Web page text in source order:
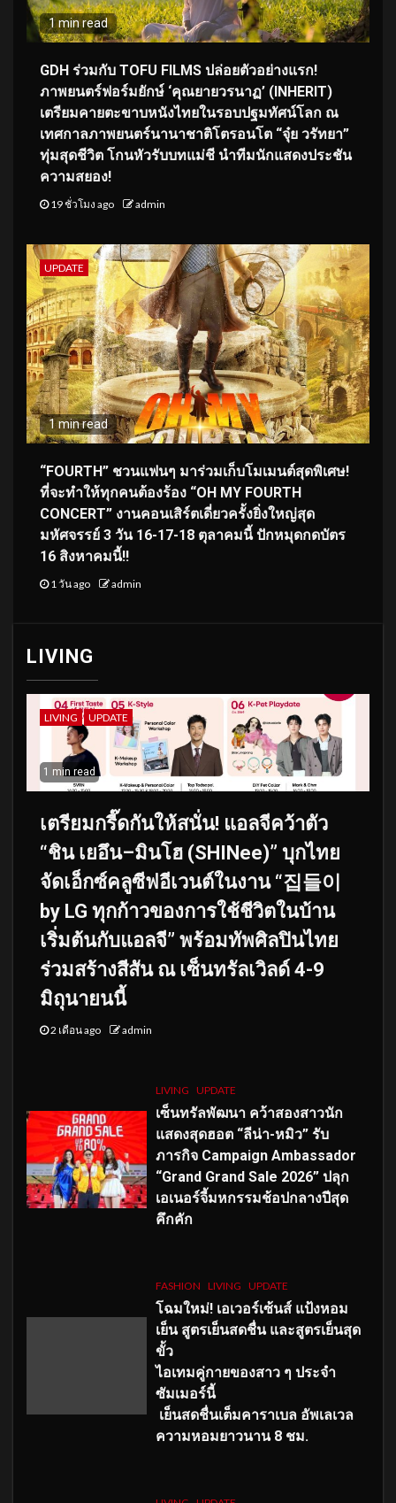
1 min read
GDH ร่วมกับ TOFU FILMS ปล่อยตัวอย่างแรก!
ภาพยนตร์ฟอร์มยักษ์ ‘คุณยายวรนาฏ’ (INHERIT)
เตรียมคายตะขาบหนังไทยในรอบปฐมทัศน์โลก ณ
เทศกาลภาพยนตร์นานาชาติโตรอนโต “จุ๋ย วรัทยา”
ทุ่มสุดชีวิต โกนหัวรับบทแม่ชี นำทีมนักแสดงประชัน
ความสยอง!
19 ชั่วโมง ago admin
UPDATE
1 min read
“FOURTH” ชวนแฟนๆ มาร่วมเก็บโมเมนต์สุดพิเศษ!
ที่จะทำให้ทุกคนต้องร้อง “OH MY FOURTH
CONCERT” งานคอนเสิร์ตเดี่ยวครั้งยิ่งใหญ่สุด
มหัศจรรย์ 3 วัน 16-17-18 ตุลาคมนี้ ปักหมุดกดบัตร
16 สิงหาคมนี้!!
1 วัน ago admin
LIVING
LIVING UPDATE
1 min read
เตรียมกรี๊ดกันให้สนั่น! แอลจีคว้าตัว
“ชิน เยอึน–มินโฮ (SHINee)” บุกไทย
จัดเอ็กซ์คลูซีฟอีเวนต์ในงาน “집들이
by LG ทุกก้าวของการใช้ชีวิตในบ้าน
เริ่มต้นกับแอลจี” พร้อมทัพศิลปินไทย
ร่วมสร้างสีสัน ณ เซ็นทรัลเวิลด์ 4-9
มิถุนายนนี้
2 เดือน ago admin
LIVING UPDATE
เซ็นทรัลพัฒนา คว้าสองสาวนัก
แสดงสุดฮอต “ลีน่า-หมิว” รับ
ภารกิจ Campaign Ambassador
“Grand Grand Sale 2026” ปลุก
เอเนอร์จี้มหกรรมช้อปกลางปีสุด
คึกคัก
FASHION LIVING UPDATE
โฉมใหม่! เอเวอร์เซ้นส์ แป้งหอม
เย็น สูตรเย็นสดชื่น และสูตรเย็นสุด
ขั้ว
ไอเทมคู่กายของสาว ๆ ประจำ
ซัมเมอร์นี้
เย็นสดชื่นเต็มคาราเบล อัพเลเวล
ความหอมยาวนาน 8 ชม.